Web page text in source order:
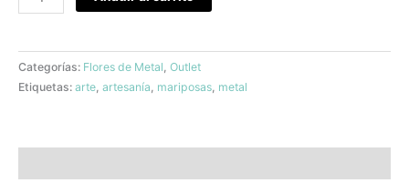
Categorías: Flores de Metal, Outlet
Etiquetas: arte, artesanía, mariposas, metal